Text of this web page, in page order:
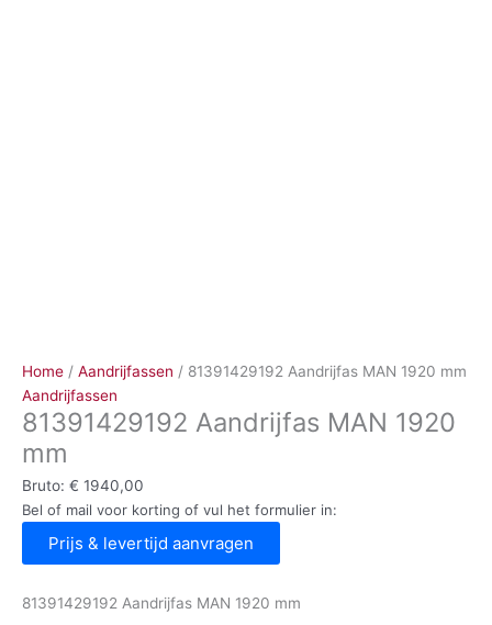
Home / Aandrijfassen / 81391429192 Aandrijfas MAN 1920 mm
Aandrijfassen
81391429192 Aandrijfas MAN 1920
mm
Bruto: € 1940,00
Bel of mail voor korting of vul het formulier in:
Prijs & levertijd aanvragen
81391429192 Aandrijfas MAN 1920 mm